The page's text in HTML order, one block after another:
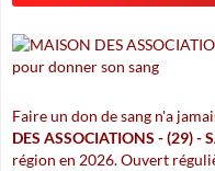
Faire un don de sang n'a
DES ASSOCIATIONS - (29) -
région en 2026. Ouvert